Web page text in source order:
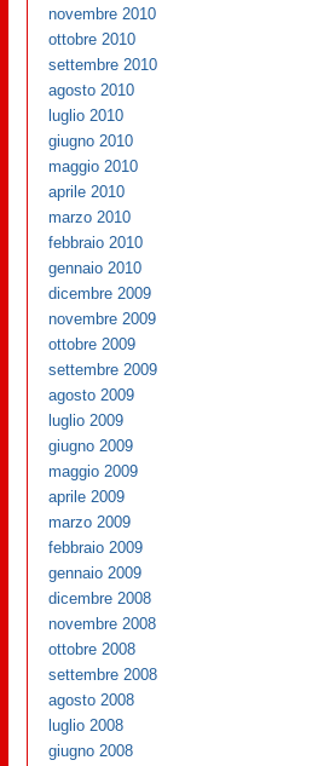
novembre 2010
ottobre 2010
settembre 2010
agosto 2010
luglio 2010
giugno 2010
maggio 2010
aprile 2010
marzo 2010
febbraio 2010
gennaio 2010
dicembre 2009
novembre 2009
ottobre 2009
settembre 2009
agosto 2009
luglio 2009
giugno 2009
maggio 2009
aprile 2009
marzo 2009
febbraio 2009
gennaio 2009
dicembre 2008
novembre 2008
ottobre 2008
settembre 2008
agosto 2008
luglio 2008
giugno 2008